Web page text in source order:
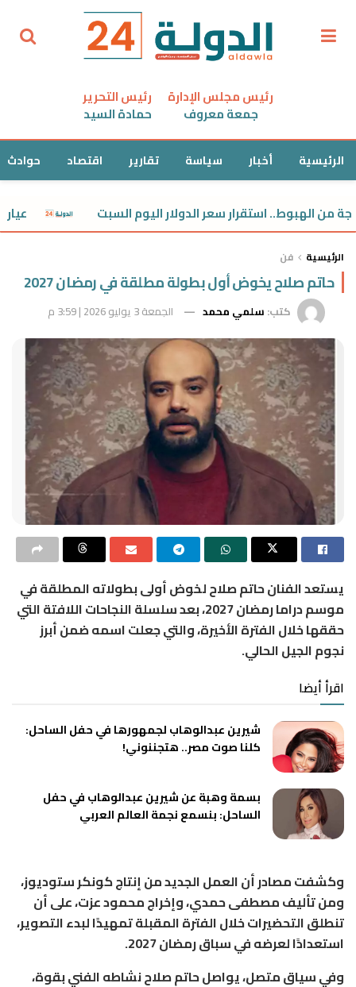
رئيس مجلس الإدارة
جمعة معروف
رئيس التحرير
حمادة السيد
الرئيسية أخبار سياسة تقارير اقتصاد حوادث
الهبوط.. استقرار سعر الدولار اليوم السبت عيار 21 مفاجأة.. استقرار سعر الذهب اليوم السبت
الرئيسية فن
حاتم صلاح يخوض أول بطولة مطلقة في رمضان 2027
كتب: سلمي محمد الجمعة 3 يوليو 2026 | 3:59 م
يستعد الفنانحاتم صلاحلخوض أولى بطولاته المطلقة في
موسم دراما رمضان 2027، بعد سلسلة النجاحات اللافتة التي
حققها خلال الفترة الأخيرة، والتي جعلت اسمه ضمن أبرز
نجوم الجيل الحالي.
اقرأ أيضا
شيرين عبدالوهاب لجمهورها في حفل الساحل:
كلنا صوت مصر.. هتجننوني!
بسمة وهبة عن شيرين عبدالوهاب في حفل
الساحل: بنسمع نجمة العالم العربي
وكشفت مصادر أن العمل الجديد من إنتاجكونكر ستوديوز،
ومن تأليفمصطفى حمدي، وإخراجمحمود عزت، على أن
تنطلق التحضيرات خلال الفترة المقبلة تمهيدًا لبدء التصوير،
استعدادًا لعرضه في سباق رمضان 2027.
وفي سياق متصل، يواصل حاتم صلاح نشاطه الفني بقوة،